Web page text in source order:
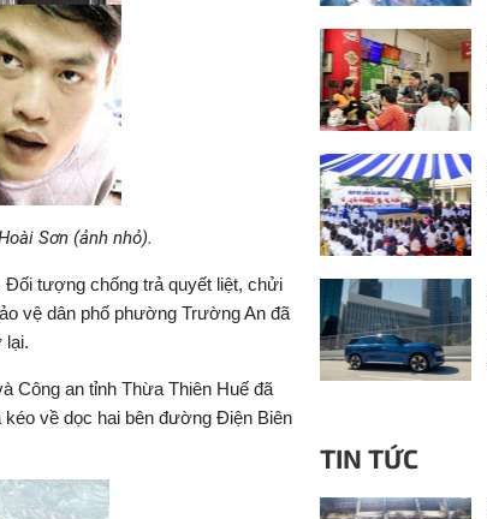
Sơn (ảnh nhỏ).
tượng chống trả quyết liệt, chửi
vệ dân phố phường Trường An đã
lại.
Công an tỉnh Thừa Thiên Huế đã
về dọc hai bên đường Điện Biên
TIN TỨC